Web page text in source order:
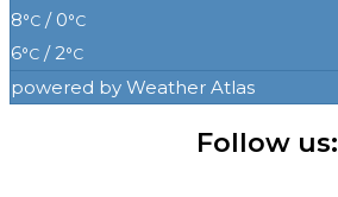
8°C / 0°C
6°C / 2°C
powered by Weather Atlas
Follow us: